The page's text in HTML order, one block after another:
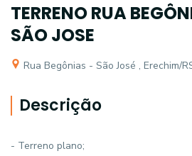
TERRENO RUA
SÃO JOSE
Rua Begônias - São José , Erechim/
Descrição
- Terreno plano;